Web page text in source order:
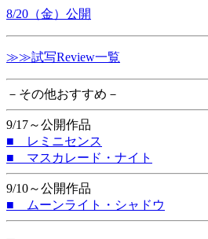
8/20（金）公開
≫≫試写Review一覧
－その他おすすめ－
9/17～公開作品
■ レミニセンス
■ マスカレード・ナイト
9/10～公開作品
■ ムーンライト・シャドウ